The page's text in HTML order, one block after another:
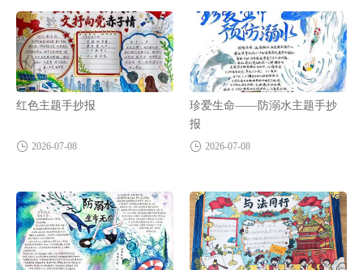
红色主题手抄报
2026-07-08
珍爱生命——防溺水主题手抄
报
2026-07-08